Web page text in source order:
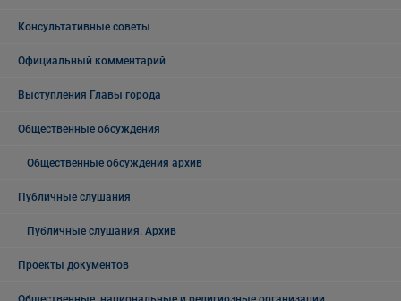
Консультативные советы
Официальный комментарий
Выступления Главы города
Общественные обсуждения
Общественные обсуждения архив
Публичные слушания
Публичные слушания. Архив
Проекты документов